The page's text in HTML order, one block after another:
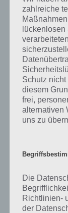
Allerdings solltet
zu schnell euer
Ballon
Feuriger Ballon
Himmelsballon
Sensei Ballon
Bunt
zahlreiche
Schutz
diesem
frei,
alternativen
uns zu
Die
Richtlinien-
der